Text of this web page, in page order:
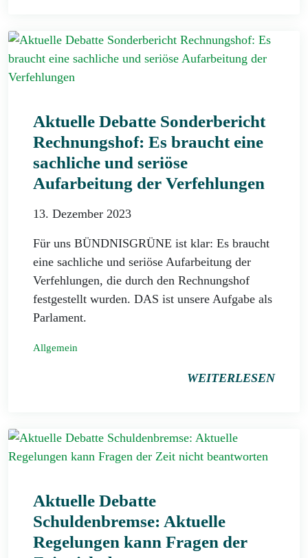
Aktuelle Debatte Sonderbericht
Rechnungshof: Es braucht eine
sachliche und seriöse
Aufarbeitung der Verfehlungen
13. Dezember 2023
Für uns BÜNDNISGRÜNE ist klar: Es braucht
eine sachliche und seriöse Aufarbeitung der
Verfehlungen, die durch den Rechnungshof
festgestellt wurden. DAS ist unsere Aufgabe als
Parlament.
Allgemein
WEITERLESEN
Aktuelle Debatte
Schuldenbremse: Aktuelle
Regelungen kann Fragen der